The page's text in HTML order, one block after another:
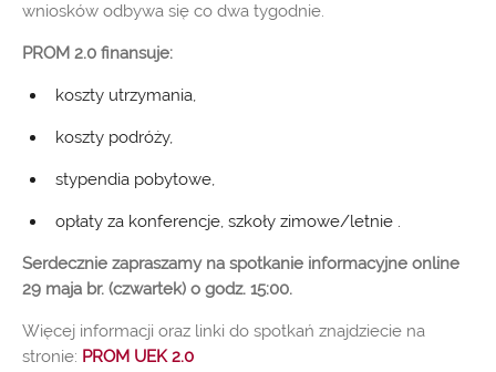
wniosków odbywa się co dwa tygodnie.
PROM 2.0 finansuje:
koszty utrzymania,
koszty podróży,
stypendia pobytowe,
opłaty za konferencje, szkoły zimowe/letnie .
Serdecznie zapraszamy na spotkanie informacyjne online
29 maja br. (czwartek) o godz. 15:00.
Więcej informacji oraz linki do spotkań znajdziecie na
stronie: PROM UEK 2.0